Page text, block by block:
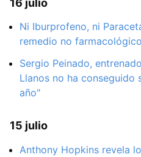
16 julio
Ni Iburprofeno, ni
remedio no
Sergio Peinado,
Llanos no ha conseguido
año"
15 julio
Anthony Hopkins revela